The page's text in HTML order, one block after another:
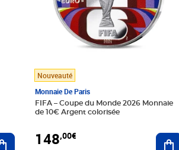
Ajouter au panier
Nouveauté
Monnaie De Paris
FIFA – Coupe du Monde 2026 Monnaie
de 10€ Argent colorisée
148,00€